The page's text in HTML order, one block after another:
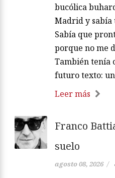
bucólica
Madrid y sabía
Sabía que
porque no me
También tenía
futuro texto:
Leer más
Franco
suelo
agosto 08, 2026 /